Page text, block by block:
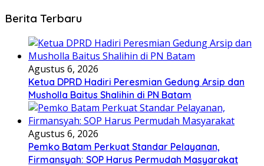
Berita Terbaru
Agustus 6, 2026
Ketua DPRD Hadiri Peresmian Gedung Arsip dan
Musholla Baitus Shalihin di PN Batam
Agustus 6, 2026
Pemko Batam Perkuat Standar Pelayanan,
Firmansyah: SOP Harus Permudah Masyarakat